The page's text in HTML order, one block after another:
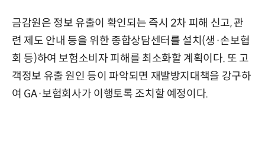
금감원은 정보 유출이 확인되는 즉시 2차 피해 신고, 관
련 제도 안내 등을 위한 종합상담센터를 설치(생·손보협
회 등)하여 보험소비자 피해를 최소화할 계획이다. 또 고
객정보 유출 원인 등이 파악되면 재발방지대책을 강구하
여 GA·보험회사가 이행토록 조치할 예정이다.